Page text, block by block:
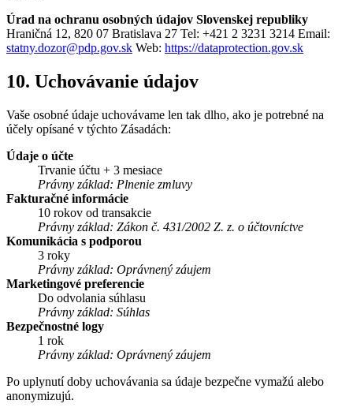
Úrad na ochranu osobných údajov Slovenskej republiky
Hraničná 12, 820 07 Bratislava 27 Tel: +421 2 3231 3214 Email:
statny.dozor@pdp.gov.sk Web: https://dataprotection.gov.sk
10. Uchovávanie údajov
Vaše osobné údaje uchovávame len tak dlho, ako je potrebné na
účely opísané v týchto Zásadách:
Údaje o účte
Trvanie účtu + 3 mesiace
Právny základ: Plnenie zmluvy
Fakturačné informácie
10 rokov od transakcie
Právny základ: Zákon č. 431/2002 Z. z. o účtovníctve
Komunikácia s podporou
3 roky
Právny základ: Oprávnený záujem
Marketingové preferencie
Do odvolania súhlasu
Právny základ: Súhlas
Bezpečnostné logy
1 rok
Právny základ: Oprávnený záujem
Po uplynutí doby uchovávania sa údaje bezpečne vymažú alebo
anonymizujú.